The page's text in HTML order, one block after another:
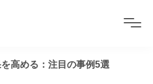
高める：注目の事例5選